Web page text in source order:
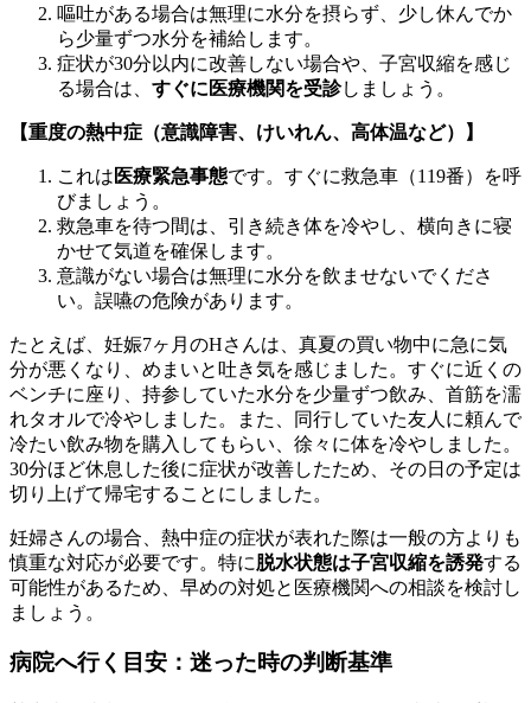
嘔吐がある場合は無理に水分を摂らず、少し休んでか
ら少量ずつ水分を補給します。
症状が30分以内に改善しない場合や、子宮収縮を感じ
る場合は、 すぐに医療機関を受診しましょう。
【重度の熱中症（意識障害、けいれん、高体温など）】
これは 医療緊急事態です。すぐに救急車（119番）を呼
びましょう。
救急車を待つ間は、引き続き体を冷やし、横向きに寝
かせて気道を確保します。
意識がない場合は無理に水分を飲ませないでくださ
い。誤嚥の危険があります。
たとえば、妊娠7ヶ月のHさんは、真夏の買い物中に急に気
分が悪くなり、めまいと吐き気を感じました。すぐに近くの
ベンチに座り、持参していた水分を少量ずつ飲み、首筋を濡
れタオルで冷やしました。また、同行していた友人に頼んで
冷たい飲み物を購入してもらい、徐々に体を冷やしました。
30分ほど休息した後に症状が改善したため、その日の予定は
切り上げて帰宅することにしました。
妊婦さんの場合、熱中症の症状が表れた際は一般の方よりも
慎重な対応が必要です。特に脱水状態は子宮収縮を誘発する
可能性があるため、早めの対処と医療機関への相談を検討し
ましょう。
病院へ行く目安：迷った時の判断基準